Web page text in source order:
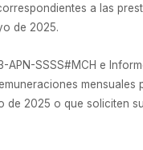
a las
de 2025.
SSSS#MCH e
2025 o que soliciten